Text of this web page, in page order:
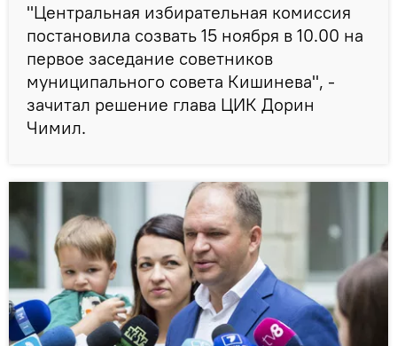
"Центральная избирательная комиссия
постановила созвать 15 ноября в 10.00 на
первое заседание советников
муниципального совета Кишинева", -
зачитал решение глава ЦИК Дорин
Чимил.